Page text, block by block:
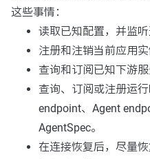
这些事情：
读取已知配置，并监听
注册和注销当前应用实
查询和订阅已知下游服
查询、订阅或注册运
endpoint、Agent
AgentSpec。
在连接恢复后，尽量